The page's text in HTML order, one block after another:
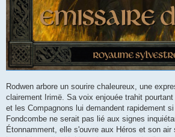
Rodwen arbore un sourire chaleureux, une
clairement Irimë. Sa voix enjouée trahit
et les Compagnons lui demandent rapidement
Fondcombe ne serait pas lié aux signes
Étonnamment, elle s'ouvre aux Héros et son air